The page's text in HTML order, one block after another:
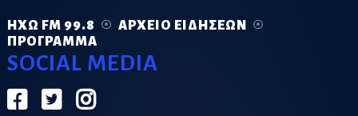
ΗΧΏ FM 99.8
ΑΡΧΕΊΟ ΕΙΔΉΣΕΩΝ
ΠΡΌΓΡΑΜΜΑ
SOCIAL MEDIA